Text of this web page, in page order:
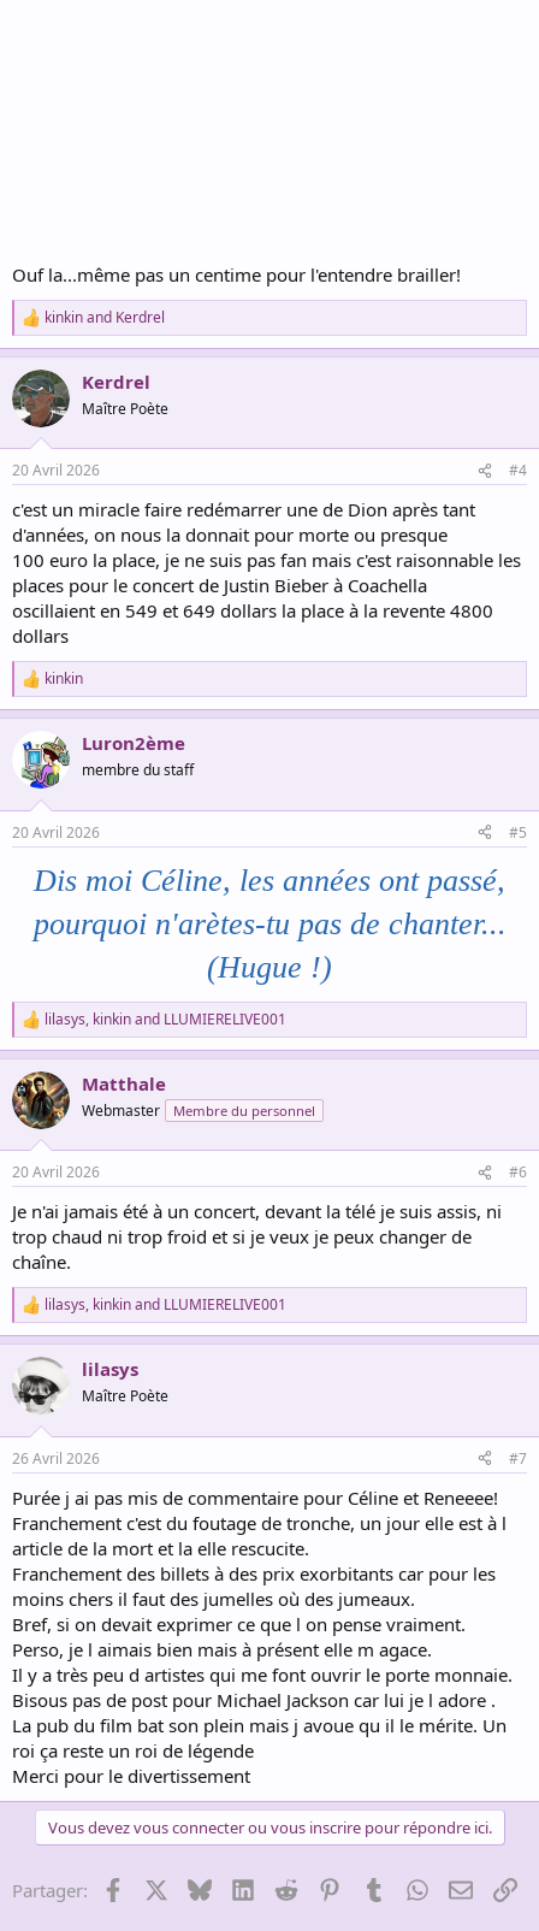
Ouf la...même pas un centime pour l'entendre brailler!
R
e
a
c
t
i
s
kinkinand Kerdrel
Kerdrel
Maître Poète
20 Avril 2026 #4
c'est un miracle faire redémarrer une de Dion après tant
d'années, on nous la donnait pour morte ou presque
100 euro la place, je ne suis pas fan mais c'est raisonnable les
places pour le concert de Justin Bieber à Coachella
oscillaient en 549 et 649 dollars la place à la revente 4800
dollars
R
e
a
c
t
i
s
kinkin
Luron2ème
membre du staff
20 Avril 2026 #5
Dis moi Céline, les années ont passé,
pourquoi n'arètes-tu pas de chanter...
(Hugue !)
R
e
a
c
t
i
s
lilasys, kinkinand LLUMIERELIVE001
Matthale
Webmaster Membre du personnel
20 Avril 2026 #6
Je n'ai jamais été à un concert, devant la télé je suis assis, ni
trop chaud ni trop froid et si je veux je peux changer de
chaîne.
R
e
a
c
t
i
s
lilasys, kinkinand LLUMIERELIVE001
lilasys
Maître Poète
26 Avril 2026 #7
Purée j ai pas mis de commentaire pour Céline et Reneeee!
Franchement c'est du foutage de tronche, un jour elle est à l
article de la mort et la elle rescucite.
Franchement des billets à des prix exorbitants car pour les
moins chers il faut des jumelles où des jumeaux.
Bref, si on devait exprimer ce que l on pense vraiment.
Perso, je l aimais bien mais à présent elle m agace.
Il y a très peu d artistes qui me font ouvrir le porte monnaie.
Bisous pas de post pour Michael Jackson car lui je l adore .
La pub du film bat son plein mais j avoue qu il le mérite. Un
roi ça reste un roi de légende
Merci pour le divertissement
Vous devez vous connecter ou vous inscrire pour répondre ici.
Partager: Facebook BlueskyLinkedInReddit PinterestTumblrWhatsApp
Email